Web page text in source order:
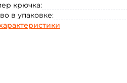
крючка:
в упаковке: